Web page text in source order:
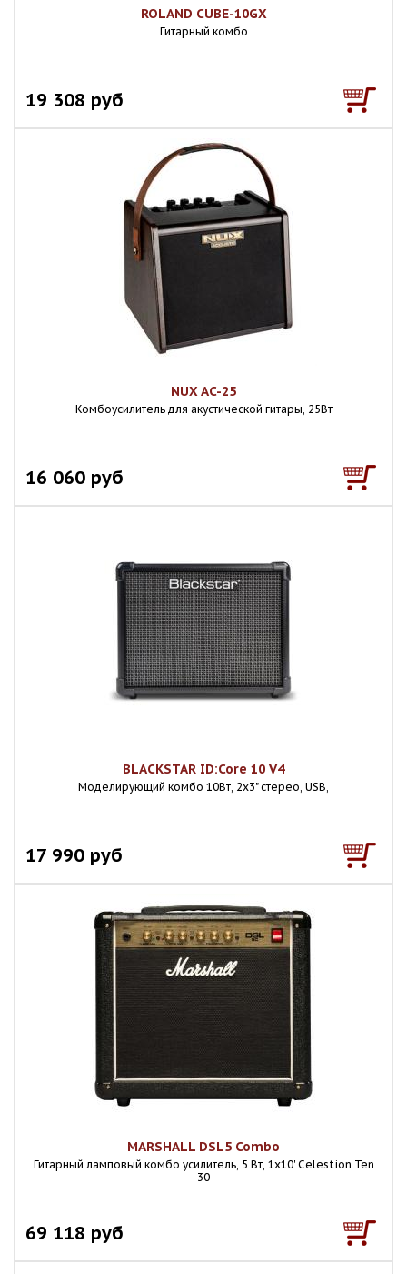
ROLAND CUBE-10GX
Гитарный комбо
19 308 руб
NUX AC-25
Комбоусилитель для акустической гитары, 25Вт
16 060 руб
BLACKSTAR ID:Core 10 V4
Моделирующий комбо 10Вт, 2х3" стерео, USB,
17 990 руб
MARSHALL DSL5 Combo
Гитарный ламповый комбо усилитель, 5 Вт, 1x10' Celestion Ten
30
69 118 руб